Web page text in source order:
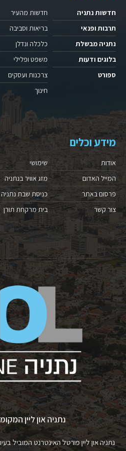
חדשות נתניה
תרבות ופנאי
נתניה מבשלת
בלוגים ודעות
ספורט
חדשות מהעיר
בריאות וסביבה
כלכלה ונדלן
משפט ופלילי
צרכנות ועסקים
חינוך
מידע וכלים
אודות
המייל האדום
פרסום באתר
צור קשר
שימושי
מזג אוויר בנתניה
כניסת שבת נתניה
בית מרקחת תורן
נתניה און ליין
נתניה און ליין פורטל האינטרנט המוביל